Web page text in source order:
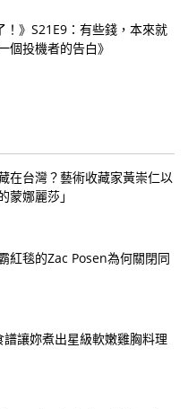
！》S21E9：有些錢，本來就
投機者的告白》
在台灣？藝術收藏家黃崇仁以
蒙娜麗莎」
紅毯的Zac Posen為何關閉同
讓妳煮出星級軟嫩雞胸料理